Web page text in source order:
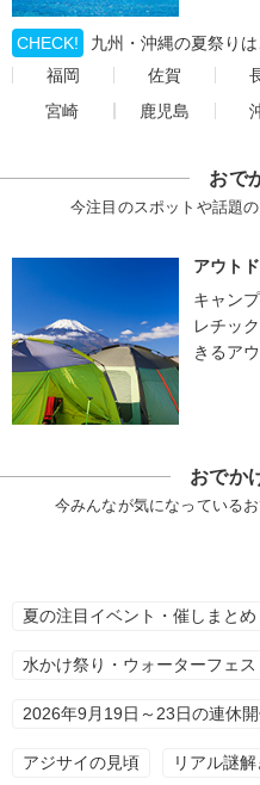
CHECK!
九州・沖縄の夏祭りは
福岡
佐賀
宮崎
鹿児島
おで
今注目のスポットや話題
アウト
キャン
レチッ
きるア
おでか
今みんなが気になっている
夏の注目イベント・催しまとめ
水かけ祭り・ウォーターフェス
2026年9月19日～23日の連休
アジサイの見頃 リアル謎